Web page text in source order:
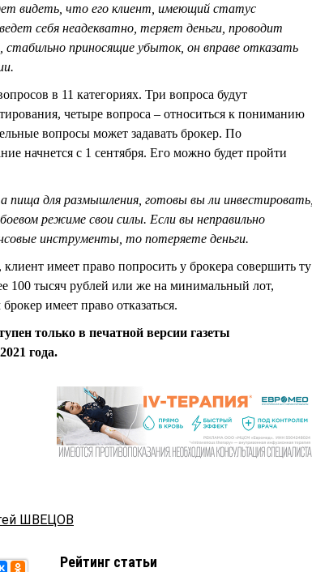
видеть, что его клиент, имеющий статус
себя неадекватно, теряет деньги, проводит
стабильно приносящие убыток, он вправе отказать
в 11 категориях. Три вопроса будут
четыре вопроса – относиться к пониманию
вопросы может задавать брокер. По
начнется с 1 сентября. Его можно будет пройти
пища для размышления, готовы вы ли инвестировать,
режиме свои силы. Если вы неправильно
инструменты, то потеряете деньги.
имеет право попросить у брокера совершить ту
100 тысяч рублей или же на минимальный лот,
имеет право отказаться.
только в печатной версии газеты
года.
ШВЕЦОВ
Рейтинг статьи